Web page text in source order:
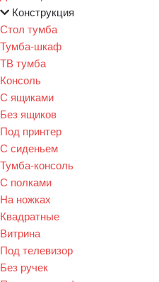
Конструкция
Стол тумба
Тумба-шкаф
ТВ тумба
Консоль
С ящиками
Без ящиков
Под принтер
С сиденьем
Тумба-консоль
С полками
На ножках
Квадратные
Витрина
Под телевизор
Без ручек